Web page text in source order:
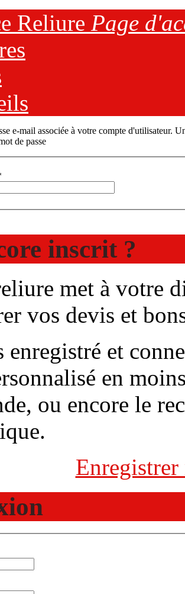
Reliure Page
e-mail associée à votre compte d'utilisateur.
de passe
inscrit ?
met à votre
vos devis et
enregistré et
en
ou encore le
Enregistrer